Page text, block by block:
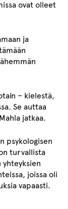
ovat olleet
ja
– kielestä,
Se auttaa
jatkaa.
psykologisen
turvallista
joissa oli
vapaasti.